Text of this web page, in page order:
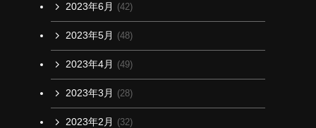
2023年6月 (42)
2023年5月 (48)
2023年4月 (49)
2023年3月 (28)
2023年2月 (32)